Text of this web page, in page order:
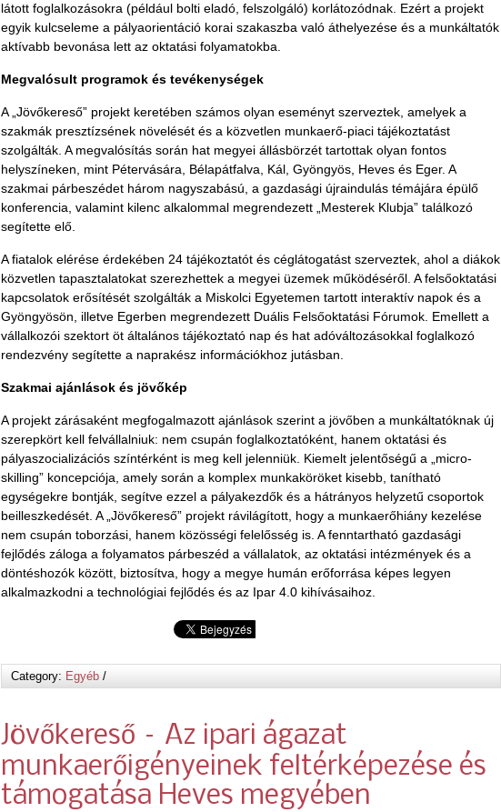
látott foglalkozásokra (például bolti eladó, felszolgáló) korlátozódnak. Ezért a projekt
egyik kulcseleme a pályaorientáció korai szakaszba való áthelyezése és a munkáltatók
aktívabb bevonása lett az oktatási folyamatokba.
Megvalósult programok és tevékenységek
A „Jövőkereső” projekt keretében számos olyan eseményt szerveztek, amelyek a
szakmák presztízsének növelését és a közvetlen munkaerő-piaci tájékoztatást
szolgálták. A megvalósítás során hat megyei állásbörzét tartottak olyan fontos
helyszíneken, mint Pétervására, Bélapátfalva, Kál, Gyöngyös, Heves és Eger. A
szakmai párbeszédet három nagyszabású, a gazdasági újraindulás témájára épülő
konferencia, valamint kilenc alkalommal megrendezett „Mesterek Klubja” találkozó
segítette elő.
A fiatalok elérése érdekében 24 tájékoztatót és céglátogatást szerveztek, ahol a diákok
közvetlen tapasztalatokat szerezhettek a megyei üzemek működéséről. A felsőoktatási
kapcsolatok erősítését szolgálták a Miskolci Egyetemen tartott interaktív napok és a
Gyöngyösön, illetve Egerben megrendezett Duális Felsőoktatási Fórumok. Emellett a
vállalkozói szektort öt általános tájékoztató nap és hat adóváltozásokkal foglalkozó
rendezvény segítette a naprakész információkhoz jutásban.
Szakmai ajánlások és jövőkép
A projekt zárásaként megfogalmazott ajánlások szerint a jövőben a munkáltatóknak új
szerepkört kell felvállalniuk: nem csupán foglalkoztatóként, hanem oktatási és
pályaszocializációs színtérként is meg kell jelenniük. Kiemelt jelentőségű a „micro-
skilling” koncepciója, amely során a komplex munkaköröket kisebb, tanítható
egységekre bontják, segítve ezzel a pályakezdők és a hátrányos helyzetű csoportok
beilleszkedését. A „Jövőkereső” projekt rávilágított, hogy a munkaerőhiány kezelése
nem csupán toborzási, hanem közösségi felelősség is. A fenntartható gazdasági
fejlődés záloga a folyamatos párbeszéd a vállalatok, az oktatási intézmények és a
döntéshozók között, biztosítva, hogy a megye humán erőforrása képes legyen
alkalmazkodni a technológiai fejlődés és az Ipar 4.0 kihívásaihoz.
Category: Egyéb /
Jövőkereső – Az ipari ágazat
munkaerőigényeinek feltérképezése és
támogatása Heves megyében